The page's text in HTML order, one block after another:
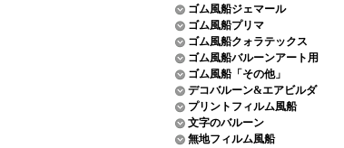
ゴム風船ジェマール
ゴム風船プリマ
ゴム風船クォラテックス
ゴム風船バルーンアート用
ゴム風船「その他」
デコバルーン&エアビルダ
プリントフィルム風船
文字のバルーン
無地フィルム風船